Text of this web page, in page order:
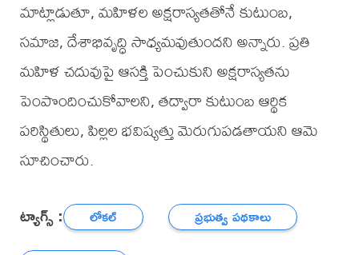
మాట్లాడుతూ, మహిళల అక్షరాస్యతతోనే కుటుంబ,
సమాజ, దేశాభివృద్ధి సాధ్యమవుతుందని అన్నారు. ప్రతి
మహిళ చదువుపై ఆసక్తి పెంచుకుని అక్షరాస్యతను
పెంపొందించుకోవాలని, తద్వారా కుటుంబ ఆర్థిక
పరిస్థితులు, పిల్లల భవిష్యత్తు మెరుగుపడతాయని ఆమె
సూచించారు.
ట్యాగ్స్ : లోకల్
ప్రభుత్వ పథకాలు